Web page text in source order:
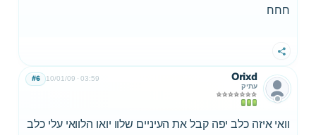
חחח
שתף
Orixd
עתיק
10/01/09 03:59
#6
וואי איזה כלב יפה קבל את העיניים שלוו יואו הלוואי עלי כלב